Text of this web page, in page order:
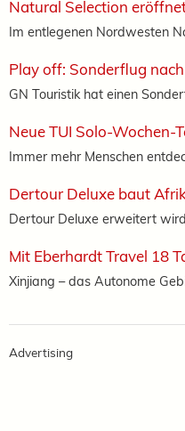
Natural Selection
Im entlegenen Nordwesten
Play off: Sonderflug
GN Touristik hat einen
Neue TUI Solo-Wochen-
Immer mehr Menschen
Dertour Deluxe baut
Dertour Deluxe erweitert wird
Mit Eberhardt Travel 18
Xinjiang – das Autonome
Advertising